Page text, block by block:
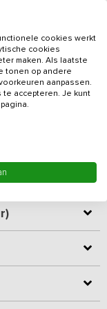
tot 12 personen.
bewaard
Ontdek al
Coulisselandschap
Voor jong en
en 2 ruime
met authentieke
over een 6-pits
een wasmachine
slaap / lounge
de landerijen.
cookies werkt
cookies
maken. Als laatste
tonen op andere
aanpassen.
te accepteren. Je kunt